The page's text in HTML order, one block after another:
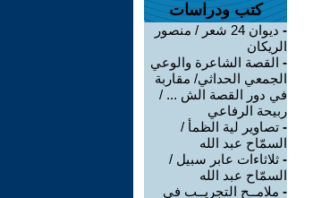
كتب ودراسات
-
ديوان 24 شعر / منصور
الريكان
- القصة الشاعرة والوعي
الجمعي الحداثي/ مقاربة
في دور القصة الش ... /
ربيحة الرفاعي
- تصاوير لية الظمأ /
السمّاح عبد الله
- ثلاثاءات عابر سبيل /
السمّاح عبد الله
- ملامــح التجريــب في